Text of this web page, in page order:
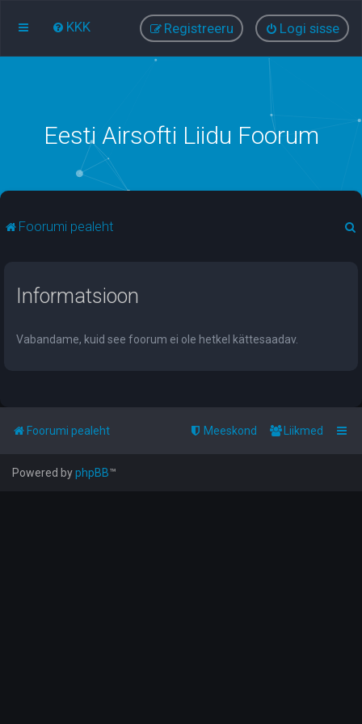
KKK Logi sisse
Registreeru
Eesti Airsofti Liidu Foorum
Foorumi pealeht
Informatsioon
Vabandame, kuid see foorum ei ole hetkel kättesaadav.
Foorumi pealeht Liikmed
Meeskond
Powered byphpBB™